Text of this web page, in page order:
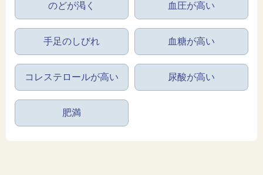
のどが渇く 血圧が高い
手足のしびれ 血糖が高い
コレステロールが高い 尿酸が高い
肥満